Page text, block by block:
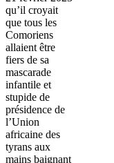
qu’il croyait
que tous les
Comoriens
allaient être
fiers de sa
mascarade
infantile et
stupide de
présidence de
l’Union
africaine des
tyrans aux
mains baignant